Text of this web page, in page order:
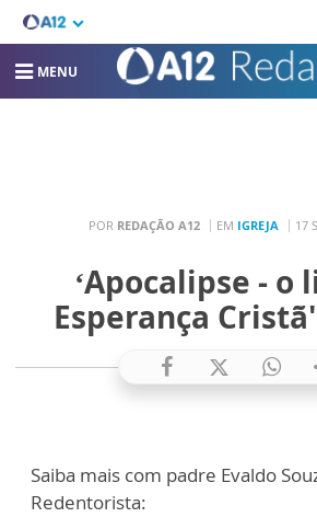
MENU
POR REDAÇÃO A12 EM IGREJA 17
‘Apocalipse - o
Esperança
Saiba mais com padre Evaldo
Redentorista: